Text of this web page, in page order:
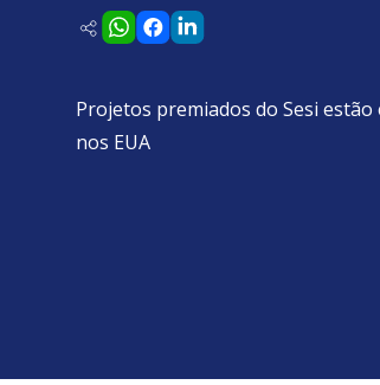
Projetos premiados do Sesi
nos EUA